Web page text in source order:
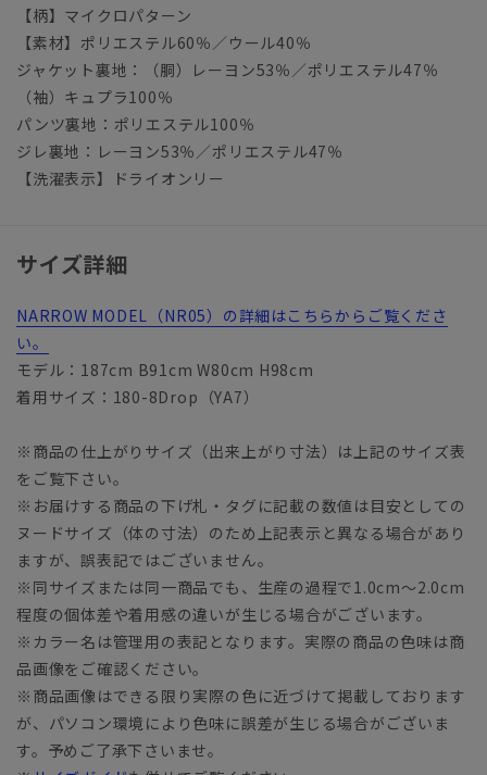
【柄】マイクロパターン
【素材】ポリエステル60％／ウール40％
ジャケット裏地：（胴）レーヨン53％／ポリエステル47％
（袖）キュプラ100％
パンツ裏地：ポリエステル100％
ジレ裏地：レーヨン53％／ポリエステル47％
【洗濯表示】ドライオンリー
サイズ詳細
NARROW MODEL（NR05）の詳細はこちらからご覧くださ
い。
モデル：187cm B91cm W80cm H98cm
着用サイズ：180-8Drop（YA7）
※商品の仕上がりサイズ（出来上がり寸法）は上記のサイズ表
をご覧下さい。
※お届けする商品の下げ札・タグに記載の数値は目安としての
ヌードサイズ（体の寸法）のため上記表示と異なる場合があり
ますが、誤表記ではございません。
※同サイズまたは同一商品でも、生産の過程で1.0cm～2.0cm
程度の個体差や着用感の違いが生じる場合がございます。
※カラー名は管理用の表記となります。実際の商品の色味は商
品画像をご確認ください。
※商品画像はできる限り実際の色に近づけて掲載しております
が、パソコン環境により色味に誤差が生じる場合がございま
す。予めご了承下さいませ。